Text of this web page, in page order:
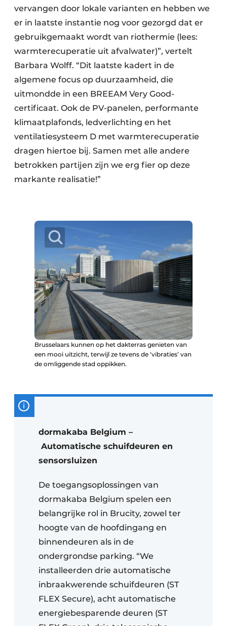
vervangen door lokale varianten en hebben we
er in laatste instantie nog voor gezorgd dat er
gebruikgemaakt wordt van riothermie (lees:
warmterecuperatie uit afvalwater)”, vertelt
Barbara Wolff. “Dit laatste kadert in de
algemene focus op duurzaamheid, die
uitmondde in een BREEAM Very Good-
certificaat. Ook de PV-panelen, performante
klimaatplafonds, ledverlichting en het
ventilatiesysteem D met warmterecuperatie
dragen hiertoe bij. Samen met alle andere
betrokken partijen zijn we erg fier op deze
markante realisatie!”
Brusselaars kunnen op het dakterras genieten van
een mooi uitzicht, terwijl ze tevens de ‘vibraties’ van
de omliggende stad oppikken.
dormakaba Belgium –
Automatische schuifdeuren en
sensorsluizen
De toegangsoplossingen van
dormakaba Belgium spelen een
belangrijke rol in Brucity, zowel ter
hoogte van de hoofdingang en
binnendeuren als in de
ondergrondse parking. “We
installeerden drie automatische
inbraakwerende schuifdeuren (ST
FLEX Secure), acht automatische
energiebesparende deuren (ST